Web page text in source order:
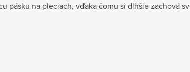
pásku na pleciach, vďaka čomu si dlhšie zachová